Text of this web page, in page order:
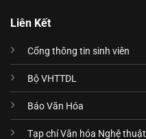
Liên Kết
Cổng thông tin sinh viên
Bộ VHTTDL
Báo Văn Hóa
Tạp chí Văn hóa Nghệ thuật